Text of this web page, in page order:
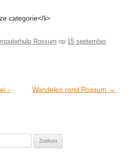
categorie</li>
Rossum op 15 september
–
Wandelen rond Rossum →